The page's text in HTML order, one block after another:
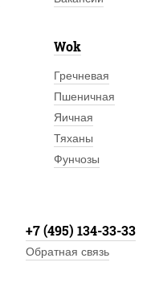
Wok
Гречневая
Пшеничная
Яичная
Тяханы
Фунчозы
+7 (495) 134-33-33
Обратная связь